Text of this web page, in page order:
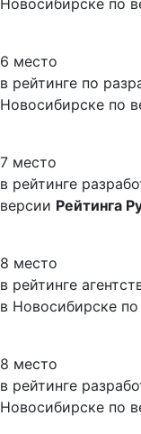
6 место
в рейтинге по
Новосибирске по
7 место
в рейтинге
версии Рейтинга
8 место
в рейтинге
в Новосибирске
8 место
в рейтинге
Новосибирске по